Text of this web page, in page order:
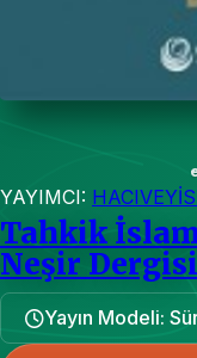
YAYIMCI:
Tahkik
Neşir Dergisi
Yayın Modeli: